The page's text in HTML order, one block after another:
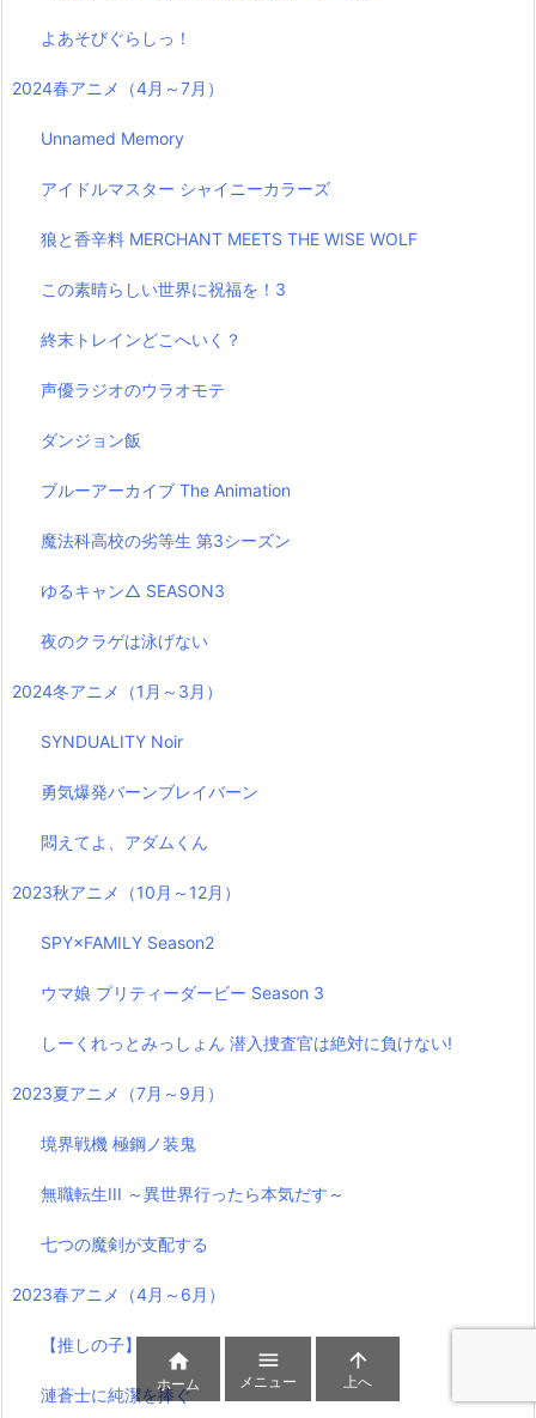
よあそびぐらしっ！
2024春アニメ（4月～7月）
Unnamed Memory
アイドルマスター シャイニーカラーズ
狼と香辛料 MERCHANT MEETS THE WISE WOLF
この素晴らしい世界に祝福を！3
終末トレインどこへいく？
声優ラジオのウラオモテ
ダンジョン飯
ブルーアーカイブ The Animation
魔法科高校の劣等生 第3シーズン
ゆるキャン△ SEASON3
夜のクラゲは泳げない
2024冬アニメ（1月～3月）
SYNDUALITY Noir
勇気爆発バーンブレイバーン
悶えてよ、アダムくん
2023秋アニメ（10月～12月）
SPY×FAMILY Season2
ウマ娘 プリティーダービー Season 3
しーくれっとみっしょん 潜入捜査官は絶対に負けない!
2023夏アニメ（7月～9月）
境界戦機 極鋼ノ装鬼
無職転生III ～異世界行ったら本気だす～
七つの魔剣が支配する
2023春アニメ（4月～6月）
【推しの子】
漣蒼士に純潔を捧ぐ

ホーム

メニュー

上へ